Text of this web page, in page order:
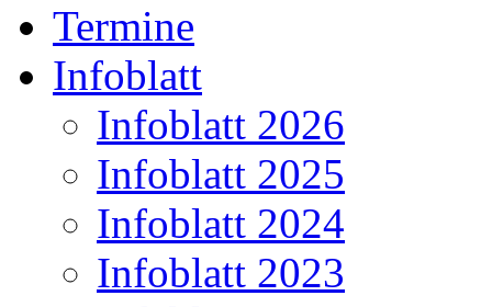
Termine
Infoblatt
Infoblatt 2026
Infoblatt 2025
Infoblatt 2024
Infoblatt 2023